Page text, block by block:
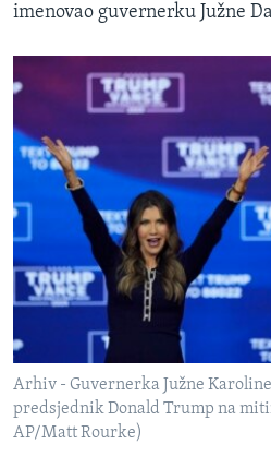
imenovao guvernerku Južne
Arhiv - Guvernerka Južne
predsjednik Donald Trump na
AP/Matt Rourke)